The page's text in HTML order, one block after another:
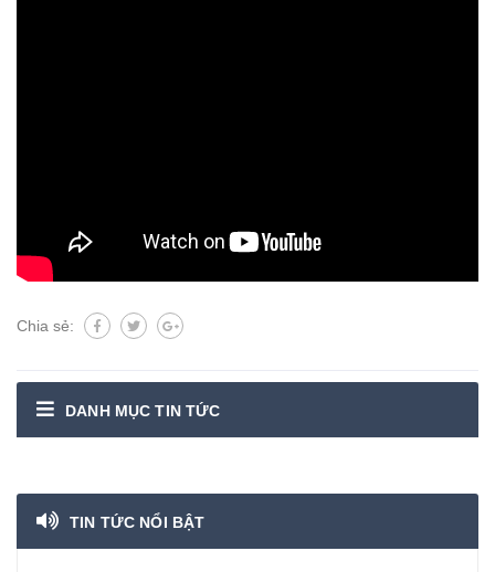
Chia sẻ:
DANH MỤC TIN TỨC
TIN TỨC NỔI BẬT